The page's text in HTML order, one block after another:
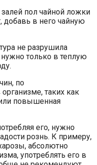
пол чайной ложки
добавь в него чайную
не разрушила
только в теплую
по
таких как
повышенная
его, нужно
рознь. К примеру,
абсолютно
употреблять его в